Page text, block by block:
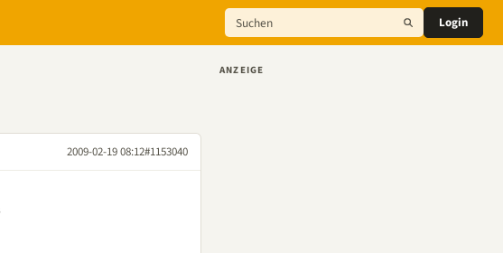
Login
2009-02-19 08:12#1153040
ANZEIGE